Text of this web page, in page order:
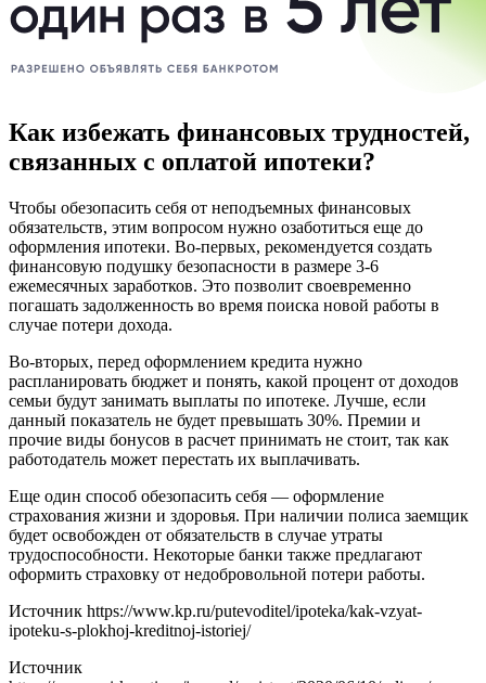
Как избежать финансовых трудностей,
связанных с оплатой ипотеки?
Чтобы обезопасить себя от неподъемных финансовых
обязательств, этим вопросом нужно озаботиться еще до
оформления ипотеки. Во-первых, рекомендуется создать
финансовую подушку безопасности в размере 3-6
ежемесячных заработков. Это позволит своевременно
погашать задолженность во время поиска новой работы в
случае потери дохода.
Во-вторых, перед оформлением кредита нужно
распланировать бюджет и понять, какой процент от доходов
семьи будут занимать выплаты по ипотеке. Лучше, если
данный показатель не будет превышать 30%. Премии и
прочие виды бонусов в расчет принимать не стоит, так как
работодатель может перестать их выплачивать.
Еще один способ обезопасить себя — оформление
страхования жизни и здоровья. При наличии полиса заемщик
будет освобожден от обязательств в случае утраты
трудоспособности. Некоторые банки также предлагают
оформить страховку от недобровольной потери работы.
Источник https://www.kp.ru/putevoditel/ipoteka/kak-vzyat-
ipoteku-s-plokhoj-kreditnoj-istoriej/
Источник